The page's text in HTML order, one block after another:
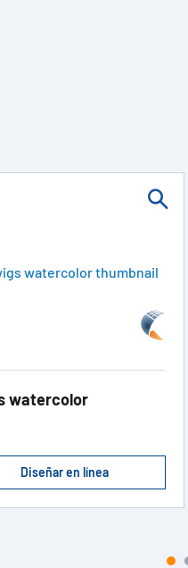
watercolor
Diseñar en línea